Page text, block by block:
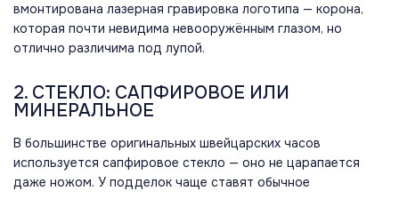
вмонтирована лазерная гравировка логотипа — корона,
которая почти невидима невооружённым глазом, но
отлично различима под лупой.
2. СТЕКЛО: САПФИРОВОЕ ИЛИ
МИНЕРАЛЬНОЕ
В большинстве оригинальных швейцарских часов
используется сапфировое стекло — оно не царапается
даже ножом. У подделок чаще ставят обычное